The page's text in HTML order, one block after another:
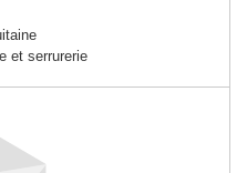
et serrurerie